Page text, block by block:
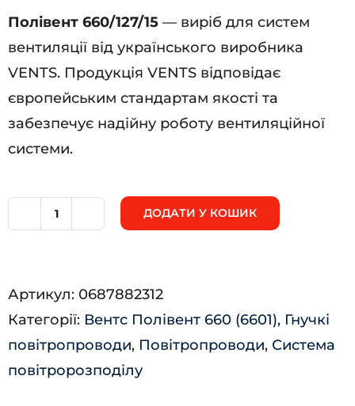
Полівент 660/127/15 — виріб для систем
вентиляції від українського виробника
VENTS. Продукція VENTS відповідає
європейським стандартам якості та
забезпечує надійну роботу вентиляційної
системи.
Полівент
ДОДАТИ У КОШИК
Артикул: 0687882312
Категорії: Вентс Полівент 660 (6601), Гнучкі
повітропроводи, Повітропроводи, Система
повітророзподілу